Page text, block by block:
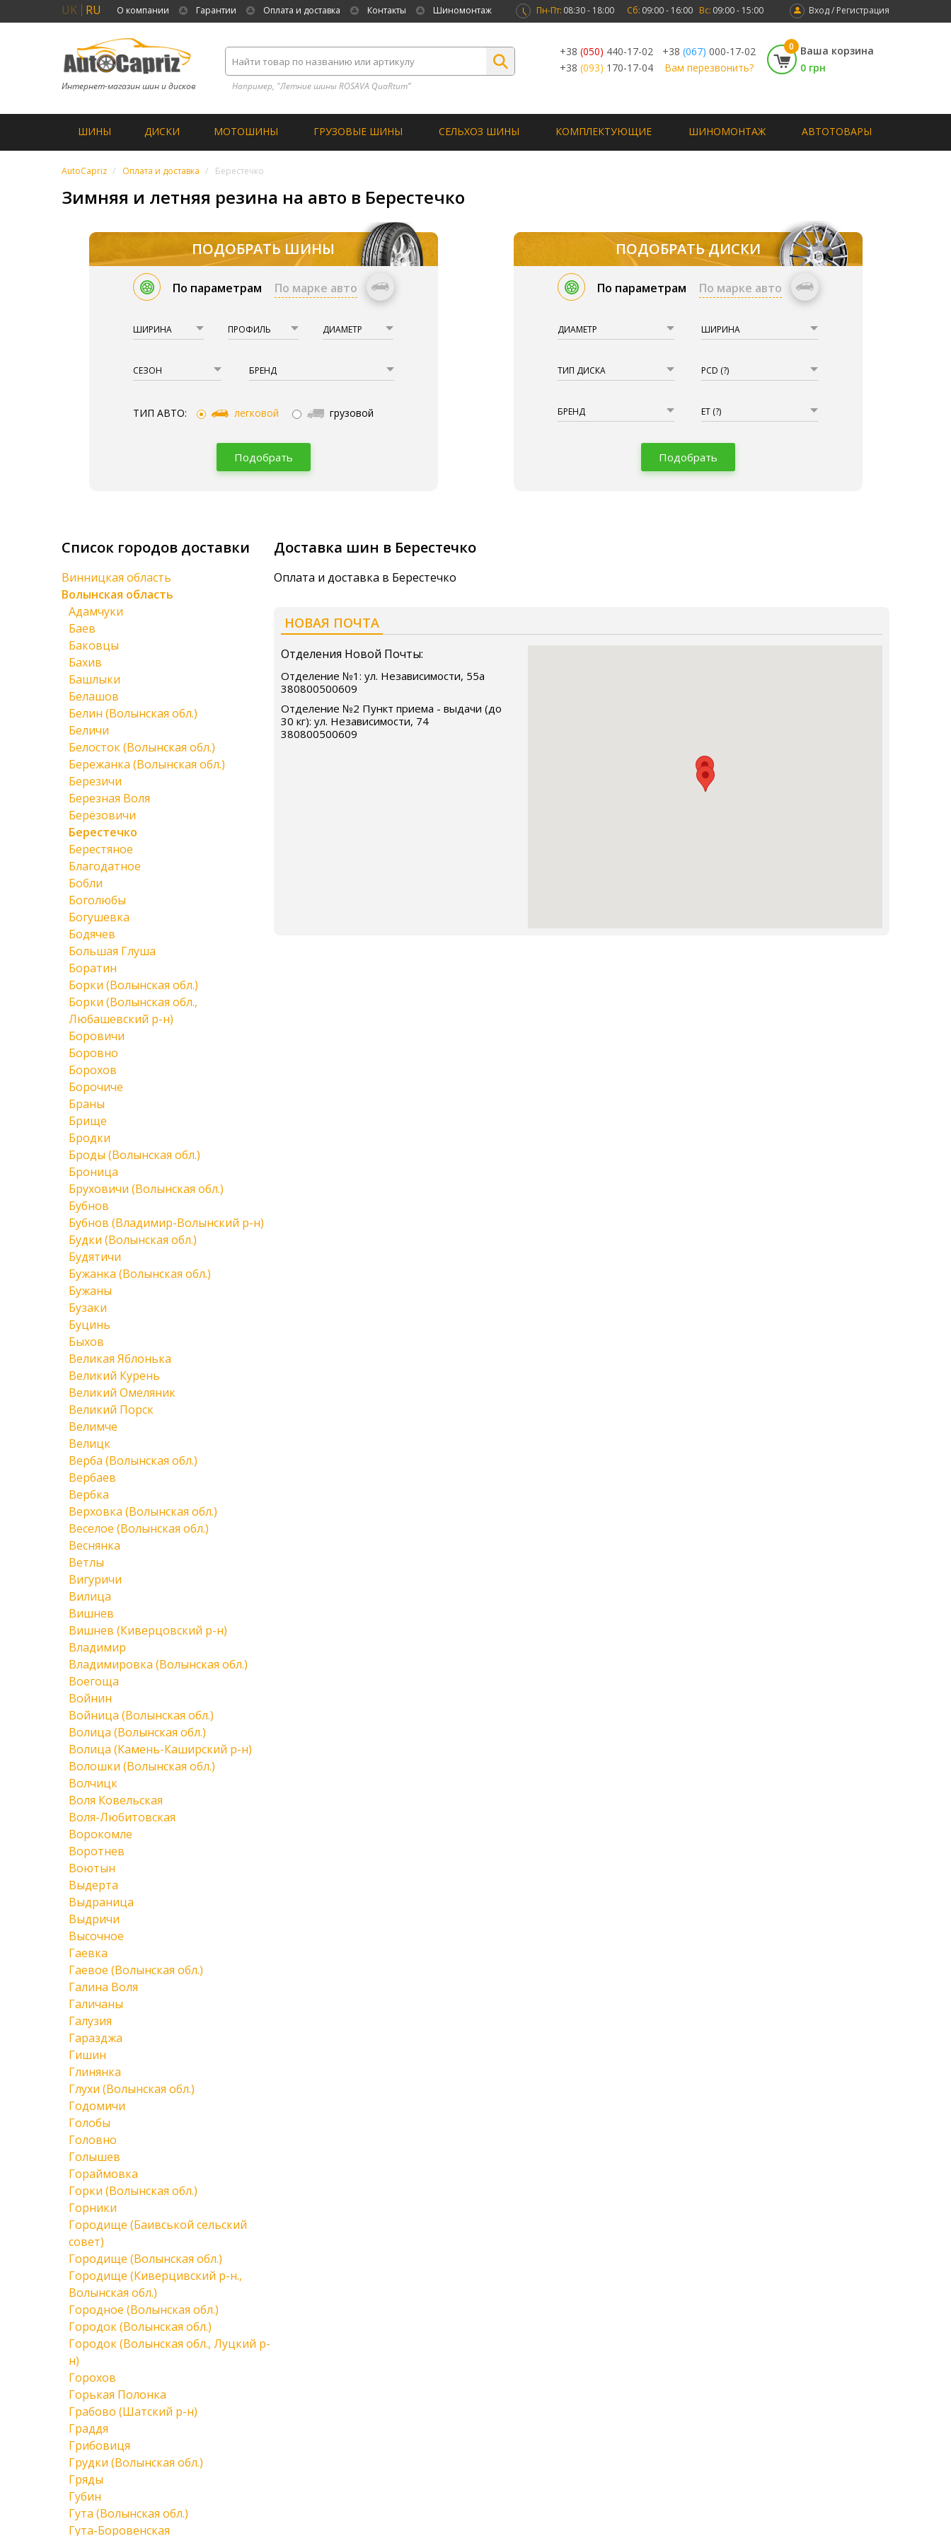
UK RU О компании Гарантии Оплата и доставка Контакты Шиномонтаж Вход / Регистрация
Пн-Пт: 08:30 - 18:00 Сб: 09:00 - 16:00 Вс: 09:00 - 15:00
Интернет-магазин шин и дисков Например, "Летние шины ROSAVA QuaRtum”
+38 (050) 440-17-02 +38 (067) 000-17-02
+38 (093) 170-17-04 Вам перезвонить?
0
Ваша корзина
0 грн
ШИНЫ ДИСКИ МОТОШИНЫ ГРУЗОВЫЕ ШИНЫ СЕЛЬХОЗ ШИНЫ КОМПЛЕКТУЮЩИЕ ШИНОМОНТАЖ АВТОТОВАРЫ
AutoCapriz Оплата и доставка Берестечко
Зимняя и летняя резина на авто в Берестечко
ПОДОБРАТЬ ШИНЫ
По параметрам По марке авто
ШИРИНА ПРОФИЛЬ ДИАМЕТР
СЕЗОН БРЕНД
ТИП АВТО: легковой грузовой
Подобрать
ПОДОБРАТЬ ДИСКИ
По параметрам По марке авто
ДИАМЕТР ШИРИНА
ТИП ДИСКА PCD (?)
БРЕНД ET (?)
Подобрать
Доставка шин в Берестечко
Оплата и доставка в Берестечко
НОВАЯ ПОЧТА
Отделения Новой Почты:
Отделение №1: ул. Независимости, 55а
380800500609
Отделение №2 Пункт приема - выдачи (до
30 кг): ул. Независимости, 74
380800500609
Список городов доставки
Винницкая область
Волынская область
Адамчуки
Баев
Баковцы
Бахив
Башлыки
Белашов
Белин (Волынская обл.)
Беличи
Белосток (Волынская обл.)
Бережанка (Волынская обл.)
Березичи
Березная Воля
Берёзовичи
Берестечко
Берестяное
Благодатное
Бобли
Боголюбы
Богушевка
Бодячев
Большая Глуша
Боратин
Борки (Волынская обл.)
Борки (Волынская обл.,
Любашевский р-н)
Боровичи
Боровно
Борохов
Борочиче
Браны
Брище
Бродки
Броды (Волынская обл.)
Броница
Бруховичи (Волынская обл.)
Бубнов
Бубнов (Владимир-Волынский р-н)
Будки (Волынская обл.)
Будятичи
Бужанка (Волынская обл.)
Бужаны
Бузаки
Буцинь
Быхов
Великая Яблонька
Великий Курень
Великий Омеляник
Великий Порск
Велимче
Велицк
Верба (Волынская обл.)
Вербаев
Вербка
Верховка (Волынская обл.)
Веселое (Волынская обл.)
Веснянка
Ветлы
Вигуричи
Вилица
Вишнев
Вишнев (Киверцовский р-н)
Владимир
Владимировка (Волынская обл.)
Воегоща
Войнин
Войница (Волынская обл.)
Волица (Волынская обл.)
Волица (Камень-Каширский р-н)
Волошки (Волынская обл.)
Волчицк
Воля Ковельская
Воля-Любитовская
Ворокомле
Воротнев
Воютын
Выдерта
Выдраница
Выдричи
Высочное
Гаевка
Гаевое (Волынская обл.)
Галина Воля
Галичаны
Галузия
Гаразджа
Гишин
Глинянка
Глухи (Волынская обл.)
Годомичи
Голобы
Головно
Голышев
Гораймовка
Горки (Волынская обл.)
Горники
Городище (Баивськой сельский
совет)
Городище (Волынская обл.)
Городище (Киверцивский р-н.,
Волынская обл.)
Городное (Волынская обл.)
Городок (Волынская обл.)
Городок (Волынская обл., Луцкий р-
н)
Горохов
Горькая Полонка
Грабово (Шатский р-н)
Граддя
Грибовиця
Грудки (Волынская обл.)
Гряды
Губин
Гута (Волынская обл.)
Гута-Боровенская